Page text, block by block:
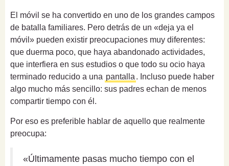
El móvil se ha convertido en uno de los grandes campos
de batalla familiares. Pero detrás de un «deja ya el
móvil» pueden existir preocupaciones muy diferentes:
que duerma poco, que haya abandonado actividades,
que interfiera en sus estudios o que todo su ocio haya
terminado reducido a una pantalla . Incluso puede haber
algo mucho más sencillo: sus padres echan de menos
compartir tiempo con él.
Por eso es preferible hablar de aquello que realmente
preocupa:
«Últimamente pasas mucho tiempo con el